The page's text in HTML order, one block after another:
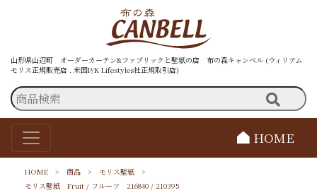
山形県山辺町 オーダーカーテン&ファブリックと壁紙の店 布の森キャンベル (ウィリアム
モリス正規販売店 . 米国P/K Lifestyles社正規取引店)
HOME
HOME > 商品 > モリス壁紙
>
モリス壁紙 Fruit / フルーツ 216840 / 210395